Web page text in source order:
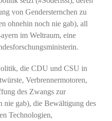
von Gendersternchen zu
ohnehin noch nie gab), all
im Weltraum, eine
die CDU und CSU in
Verbrennermotoren,
des Zwangs zur
nie gab), die Bewältigung des
Technologien,